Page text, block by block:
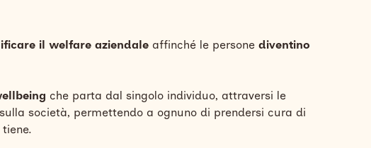
il welfare aziendale affinché le persone diventino
che parta dal singolo individuo, attraversi le
società, permettendo a ognuno di prendersi cura di